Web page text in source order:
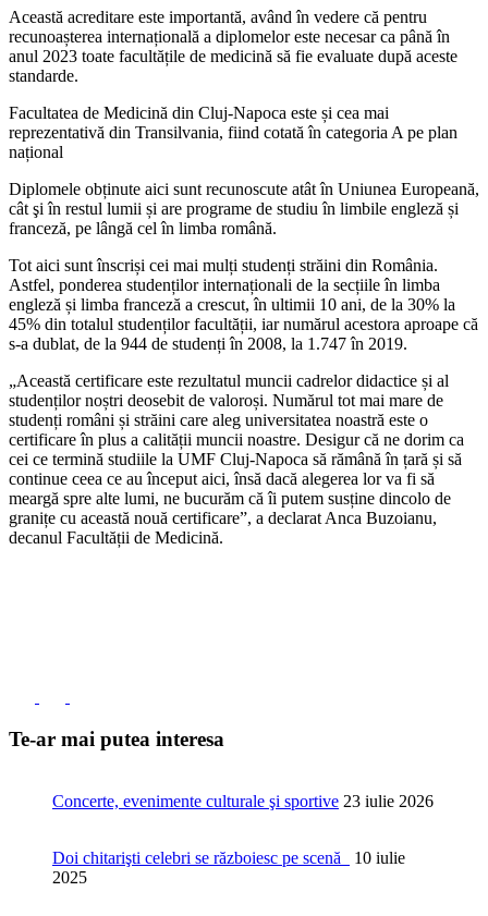
Această acreditare este importantă, având în vedere că pentru
recunoașterea internațională a diplomelor este necesar ca până în
anul 2023 toate facultățile de medicină să fie evaluate după aceste
standarde.
Facultatea de Medicină din Cluj-Napoca este și cea mai
reprezentativă din Transilvania, fiind cotată în categoria A pe plan
național
Diplomele obținute aici sunt recunoscute atât în Uniunea Europeană,
cât şi în restul lumii și are programe de studiu în limbile engleză și
franceză, pe lângă cel în limba română.
Tot aici sunt înscriși cei mai mulți studenți străini din România.
Astfel, ponderea studenților internaționali de la secțiile în limba
engleză și limba franceză a crescut, în ultimii 10 ani, de la 30% la
45% din totalul studenților facultății, iar numărul acestora aproape că
s-a dublat, de la 944 de studenți în 2008, la 1.747 în 2019.
„Această certificare este rezultatul muncii cadrelor didactice și al
studenților noștri deosebit de valoroși. Numărul tot mai mare de
studenți români și străini care aleg universitatea noastră este o
certificare în plus a calității muncii noastre. Desigur că ne dorim ca
cei ce termină studiile la UMF Cluj-Napoca să rămână în țară și să
continue ceea ce au început aici, însă dacă alegerea lor va fi să
meargă spre alte lumi, ne bucurăm că îi putem susține dincolo de
granițe cu această nouă certificare”, a declarat Anca Buzoianu,
decanul Facultății de Medicină.
Te-ar mai putea interesa
Concerte, evenimente culturale şi sportive 23 iulie 2026
Doi chitarişti celebri se războiesc pe scenă
10 iulie
2025